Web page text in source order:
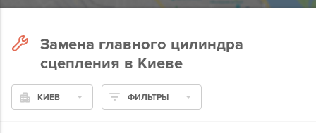
Замена главного цилиндра
сцепления в Киеве
КИЕВ ФИЛЬТРЫ